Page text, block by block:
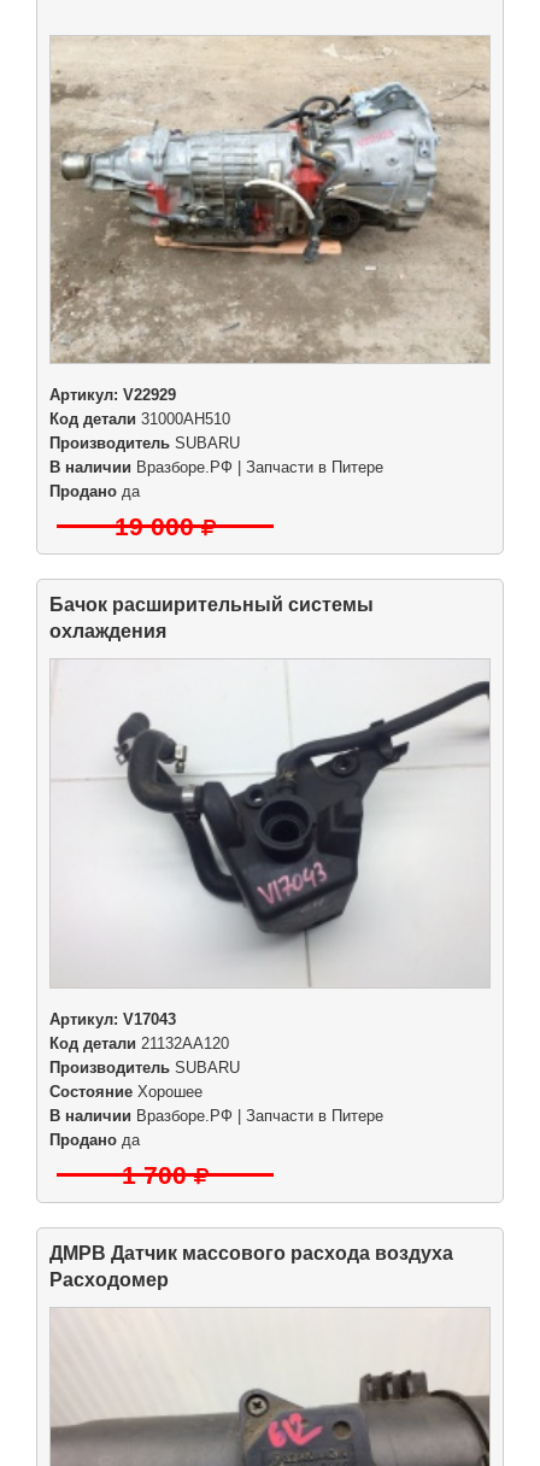
Артикул: V22929
Код детали 31000AH510
Производитель SUBARU
В наличии Вразборе.РФ | Запчасти в Питере
Продано да
19 000
Бачок расширительный системы
охлаждения
Артикул: V17043
Код детали 21132AA120
Производитель SUBARU
Состояние Хорошее
В наличии Вразборе.РФ | Запчасти в Питере
Продано да
1 700
ДМРВ Датчик массового расхода воздуха
Расходомер